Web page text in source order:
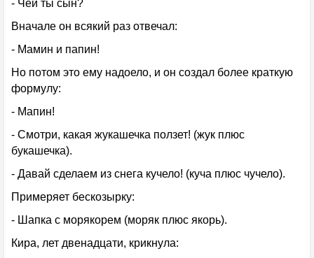
- Чей ты сын?
Вначале он всякий раз отвечал:
- Мамин и папин!
Но потом это ему надоело, и он создал более краткую
формулу:
- Мапин!
- Смотри, какая жукашечка ползет! (жук плюс
букашечка).
- Давай сделаем из снега кучело! (куча плюс чучело).
Примеряет бескозырку:
- Шапка с морякорем (моряк плюс якорь).
Кира, лет двенадцати, крикнула: